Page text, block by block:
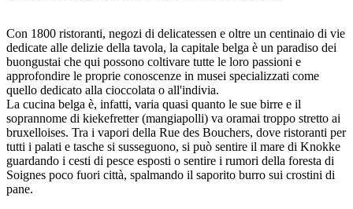
Con 1800 ristoranti, negozi di delicatessen e oltre un centinaio di vie
dedicate alle delizie della tavola, la capitale belga è un paradiso dei
buongustai che qui possono coltivare tutte le loro passioni e
approfondire le proprie conoscenze in musei specializzati come
quello dedicato alla cioccolata o all'indivia.
La cucina belga è, infatti, varia quasi quanto le sue birre e il
soprannome di kiekefretter (mangiapolli) va oramai troppo stretto ai
bruxelloises. Tra i vapori della Rue des Bouchers, dove ristoranti per
tutti i palati e tasche si susseguono, si può sentire il mare di Knokke
guardando i cesti di pesce esposti o sentire i rumori della foresta di
Soignes poco fuori città, spalmando il saporito burro sui crostini di
pane.